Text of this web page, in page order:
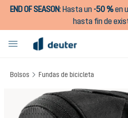
principal
END OF SEASON:Hasta un -50 %en
hasta fin de
Bolsos Fundas de bicicleta
Omitir galería de imágenes